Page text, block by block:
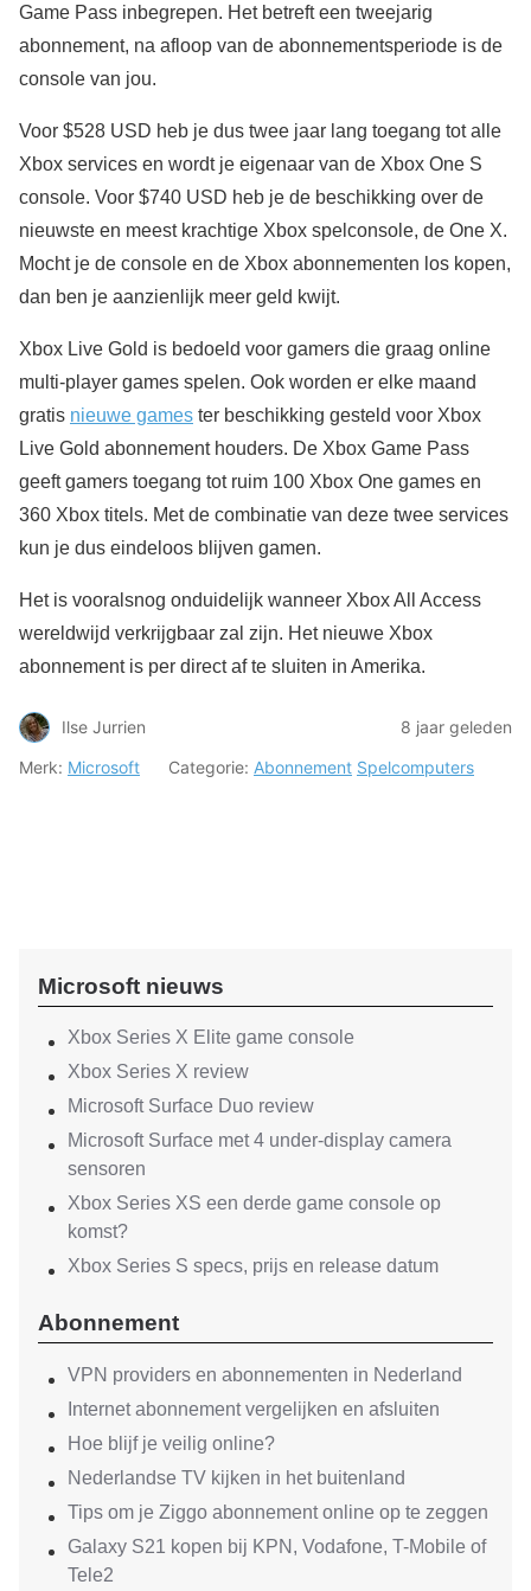
Game Pass inbegrepen. Het betreft een tweejarig
abonnement, na afloop van de abonnementsperiode is de
console van jou.
Voor $528 USD heb je dus twee jaar lang toegang tot alle
Xbox services en wordt je eigenaar van de Xbox One S
console. Voor $740 USD heb je de beschikking over de
nieuwste en meest krachtige Xbox spelconsole, de One X.
Mocht je de console en de Xbox abonnementen los kopen,
dan ben je aanzienlijk meer geld kwijt.
Xbox Live Gold is bedoeld voor gamers die graag online
multi-player games spelen. Ook worden er elke maand
gratis nieuwe games ter beschikking gesteld voor Xbox
Live Gold abonnement houders. De Xbox Game Pass
geeft gamers toegang tot ruim 100 Xbox One games en
360 Xbox titels. Met de combinatie van deze twee services
kun je dus eindeloos blijven gamen.
Het is vooralsnog onduidelijk wanneer Xbox All Access
wereldwijd verkrijgbaar zal zijn. Het nieuwe Xbox
abonnement is per direct af te sluiten in Amerika.
Ilse Jurrien
8 jaar geleden
Merk: Microsoft Categorie: Abonnement Spelcomputers
Microsoft nieuws
Xbox Series X Elite game console
Xbox Series X review
Microsoft Surface Duo review
Microsoft Surface met 4 under-display camera
sensoren
Xbox Series XS een derde game console op
komst?
Xbox Series S specs, prijs en release datum
Abonnement
VPN providers en abonnementen in Nederland
Internet abonnement vergelijken en afsluiten
Hoe blijf je veilig online?
Nederlandse TV kijken in het buitenland
Tips om je Ziggo abonnement online op te zeggen
Galaxy S21 kopen bij KPN, Vodafone, T-Mobile of
Tele2